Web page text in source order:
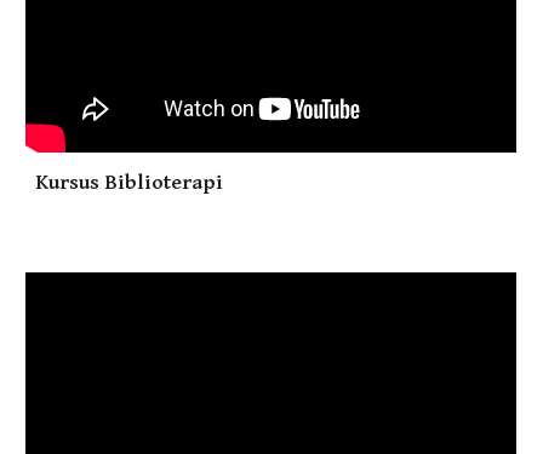
Kursus Biblioterapi